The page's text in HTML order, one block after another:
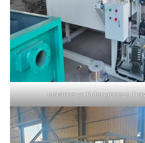
Mashine ya Kutengeneza